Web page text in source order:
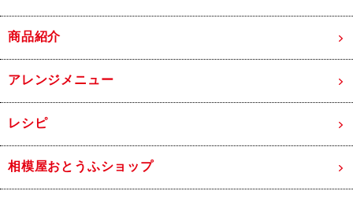
商品紹介
アレンジメニュー
レシピ
相模屋おとうふショップ